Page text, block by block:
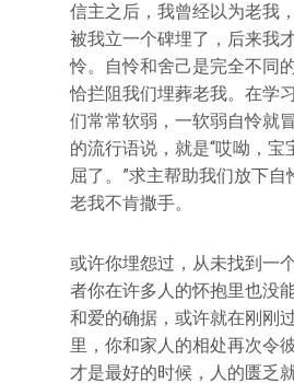
信主之后，我曾经以为老我
被我立一个碑埋了，后来我
怜。自怜和舍己是完全不同
恰拦阻我们埋葬老我。在学
们常常软弱，一软弱自怜就
的流行语说，就是“哎呦，宝
屈了。”求主帮助我们放下
老我不肯撒手。
或许你埋怨过，从未找到一
者你在许多人的怀抱里也没
和爱的确据，或许就在刚刚
里，你和家人的相处再次令
才是最好的时候，人的匮乏